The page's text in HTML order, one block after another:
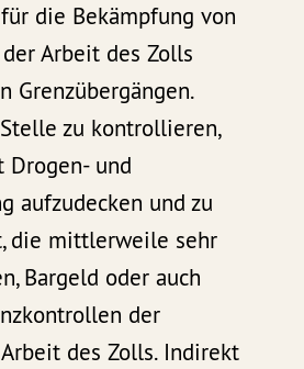
die Bekämpfung von
Arbeit des Zolls
Grenzübergängen.
zu kontrollieren,
Drogen- und
aufzudecken und zu
die mittlerweile sehr
Bargeld oder auch
der
des Zolls. Indirekt